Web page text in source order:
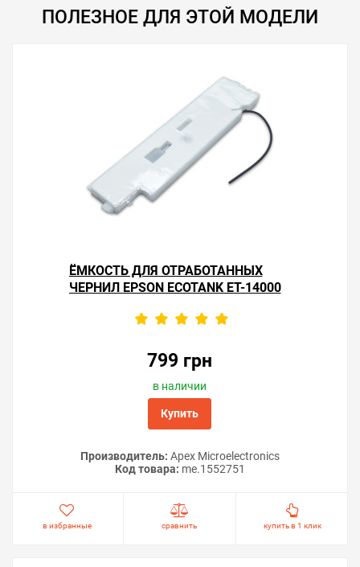
Решили купить демпфер для Epson EcoTank ET-14000 —
оформите заказ или напишите онлайн-консультанту.
Мы ответим на вопросы и поможем сделать печать на
ПОЛЕЗНОЕ ДЛЯ ЭТОЙ МОДЕЛИ
ЁМКОСТЬ ДЛЯ ОТРАБОТАННЫХ
ЧЕРНИЛ EPSON ECOTANK ET-14000
799 грн
в наличии
Купить
Производитель: Apex Microelectronics
Код товара: me.1552751
в избранные сравнить купить в 1 клик